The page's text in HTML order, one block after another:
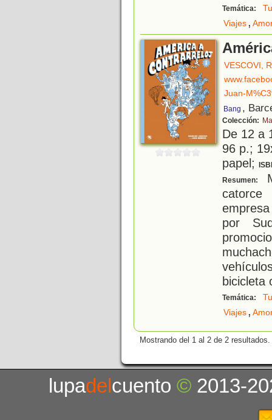
Temática:
Viajes,
VESCOVI,
Juan-
Bang ,
Colección:
De 12 a
96 p.;
papel;
Resumen:
catorce
por
bicicleta
Temática:
Viajes,
Mostrando del 1 al 2 de 2 resultados.
lupadelcuento© 2013-